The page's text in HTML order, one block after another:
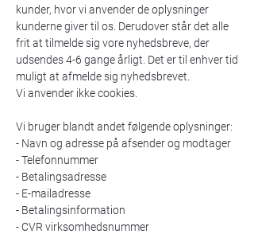
kunder, hvor vi anvender de oplysninger
kunderne giver til os. Derudover står det alle
frit at tilmelde sig vore nyhedsbreve, der
udsendes 4-6 gange årligt. Det er til enhver tid
muligt at afmelde sig nyhedsbrevet.
Vi anvender ikke cookies.
Vi bruger blandt andet følgende oplysninger:
- Navn og adresse på afsender og modtager
- Telefonnummer
- Betalingsadresse
- E-mailadresse
- Betalingsinformation
- CVR virksomhedsnummer